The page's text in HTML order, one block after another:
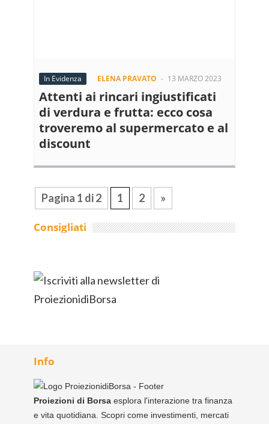
In Evidenza ELENA PRAVATO - 13 MARZO 2023
Attenti ai rincari ingiustificati
di verdura e frutta: ecco cosa
troveremo al supermercato e al
discount
Pagina 1 di 2 1 2 »
Consigliati
Info
Proiezioni di Borsa esplora l'interazione tra finanza
e vita quotidiana. Scopri come investimenti, mercati